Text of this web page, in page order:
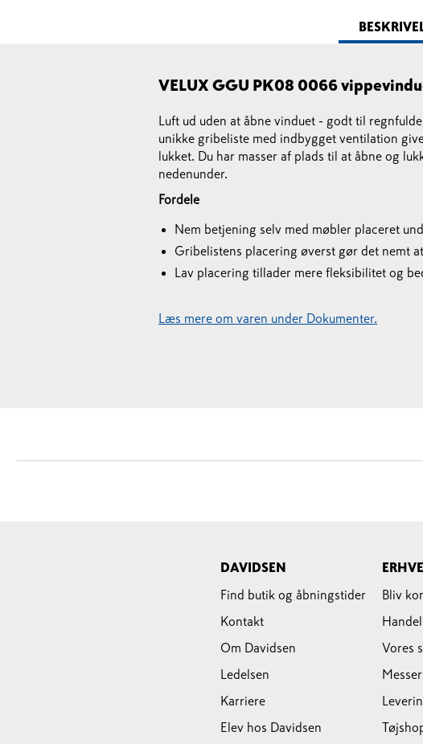
VELUX GGU PK08 0066
Luft ud uden at åbne vinduet - godt til
unikke gribeliste med indbygget ventilation
lukket. Du har masser af plads til at åbne og
nedenunder.
Fordele
Nem betjening selv med møbler placeret
Gribelistens placering øverst gør det nemt
Lav placering tillader mere fleksibilitet og
Læs mere om varen under Dokumenter.
DAVIDSEN
Find butik og åbningstider
Kontakt
Om Davidsen
Ledelsen
Karriere
Elev hos Davidsen
Bliv
Vores